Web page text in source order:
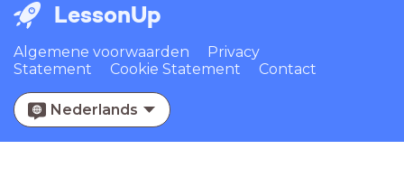
LessonUp
Algemene voorwaarden
Privacy
Statement
Cookie Statement Contact
Nederlands